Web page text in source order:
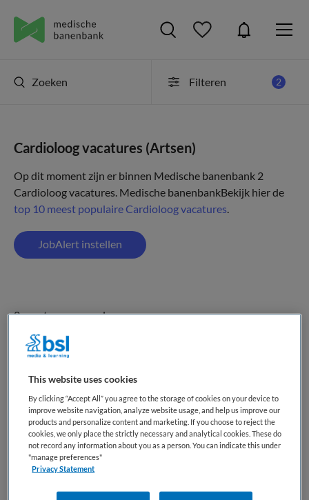
Zoeken Filteren 2
Cardioloog vacatures (Artsen)
Op dit moment zijn er binnen Medische banenbank 2
Cardioloog vacatures. Medische banenbankBekijk hier de
top 10 meest populaire Cardioloog vacatures.
JobAlert instellen
2 vacatures gevonden
Isala,Zwolle
WO
Fulltime
Tijdelijk dienstverband
This website uses cookies
By clicking “Accept All” you agree to the storage of cookies on your device to
improve website navigation, analyze website usage, and help us improve our
products and personalize content and marketing. If you choose to reject the
cookies, we only place the strictly necessary and analytical cookies. These do
not record any information about you as a person. You can indicate this under
"manage preferences"
Privacy Statement